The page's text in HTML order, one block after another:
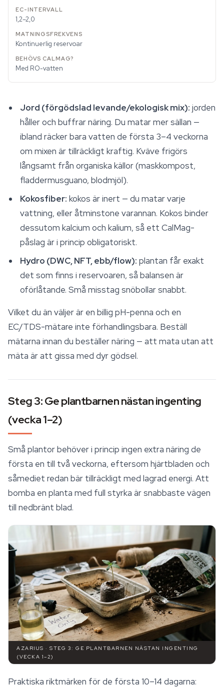
1,2–2,0
Kontinuerlig reservoar
Med RO-vatten
Jord (förgödslad levande/ekologisk mix): jorden
håller och buffrar näring. Du matar mer sällan —
ibland räcker bara vatten de första 3–4 veckorna
om mixen är tillräckligt kraftig. Kväve frigörs
långsamt från organiska källor (maskkompost,
fladdermusguano, blodmjöl).
Kokosfiber: kokos är inert — du matar varje
vattning, eller åtminstone varannan. Kokos binder
dessutom kalcium och kalium, så ett CalMag-
påslag är i princip obligatoriskt.
Hydro (DWC, NFT, ebb/flow): plantan får exakt
det som finns i reservoaren, så balansen är
oförlåtande. Små misstag snöbollar snabbt.
Vilket du än väljer är en billig pH-penna och en
EC/TDS-mätare inte förhandlingsbara. Beställ
mätarna innan du beställer näring — att mata utan att
mäta är att gissa med dyr gödsel.
Steg 3: Ge plantbarnen nästan ingenting
(vecka 1–2)
Små plantor behöver i princip ingen extra näring de
första en till två veckorna, eftersom hjärtbladen och
såmediet redan bär tillräckligt med lagrad energi. Att
bomba en planta med full styrka är snabbaste vägen
till nedbränt blad.
AZARIUS · STEG 3: GE PLANTBARNEN NÄSTAN INGENTING
(VECKA 1–2)
Praktiska riktmärken för de första 10–14 dagarna: